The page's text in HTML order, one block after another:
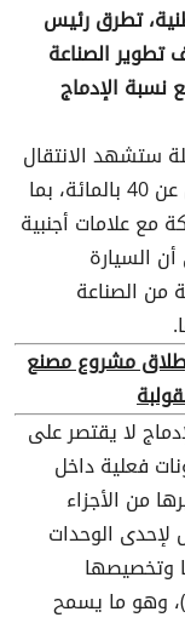
تطرق رئيس
تطوير الصناعة
نسبة الإدماج
ستشهد الانتقال
إلى وحدات إنتاج تحقق نسبة إدماج لا تقل عن 40 بالمائة، بما
مع علامات أجنبية
السيارة
من الصناعة
مشروع مصنع
لا يقتصر على
فعلية داخل
من الأجزاء
لإحدى الوحدات
وتخصيصها
لنشاطات الطبع والقولبة (emboutissage)، وهو ما يسمح